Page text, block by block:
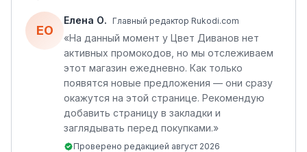
ЕО
Елена О. Главный редактор Rukodi.com
«На данный момент у Цвет Диванов нет
активных промокодов, но мы отслеживаем
этот магазин ежедневно. Как только
появятся новые предложения — они сразу
окажутся на этой странице. Рекомендую
добавить страницу в закладки и
заглядывать перед покупками.»
Проверено редакцией август 2026